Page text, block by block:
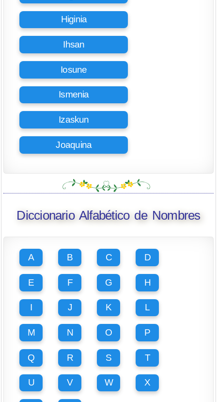
Higinia
Ihsan
Iosune
Ismenia
Izaskun
Joaquina
Diccionario Alfabético de Nombres
A B C D
E F G H
I J K L
M N O P
Q R S T
U V W X